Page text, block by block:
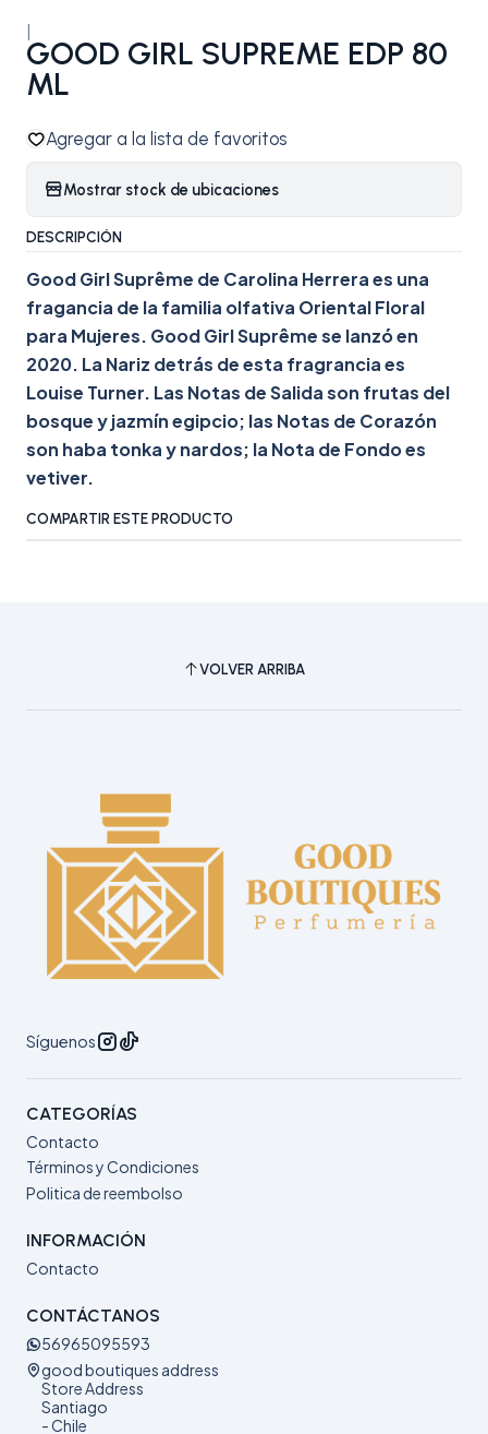
GOOD GIRL SUPREME EDP 80
ML
Agregar a la lista de favoritos
Mostrar stock de ubicaciones
DESCRIPCIÓN
Good Girl Suprême de Carolina Herrera es una
fragancia de la familia olfativa Oriental Floral
para Mujeres. Good Girl Suprême se lanzó en
2020. La Nariz detrás de esta fragrancia es
Louise Turner. Las Notas de Salida son frutas del
bosque y jazmín egipcio; las Notas de Corazón
son haba tonka y nardos; la Nota de Fondo es
vetiver.
COMPARTIR ESTE PRODUCTO
VOLVER ARRIBA
Síguenos
CATEGORÍAS
Contacto
Términos y Condiciones
Politica de reembolso
INFORMACIÓN
Contacto
CONTÁCTANOS
56965095593
good boutiques address
Store Address
Santiago
- Chile